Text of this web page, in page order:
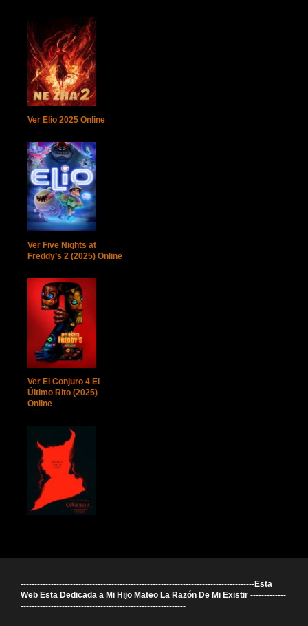
Ver Elio 2025 Online
Ver Five Nights at
Freddy’s 2 (2025) Online
Ver El Conjuro 4 El
Último Rito (2025)
Online
-------------------------------------------------------------------------------------Esta
Web Esta Dedicada a Mi Hijo Mateo La Razón De Mi Existir -------------
------------------------------------------------------------